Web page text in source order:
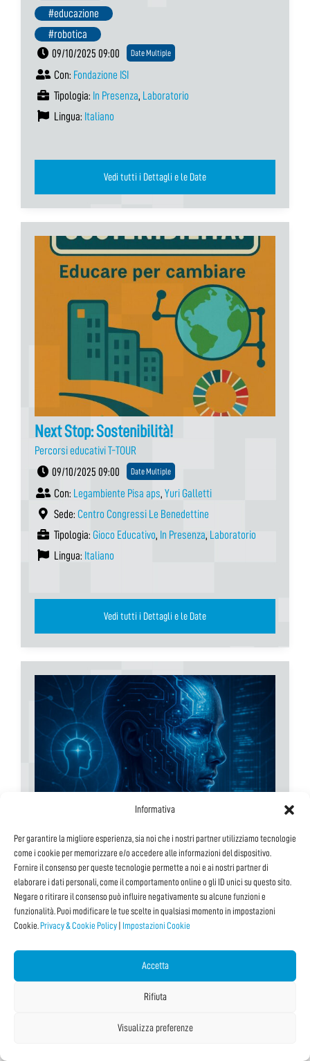
Informativa
Per garantire la migliore esperienza, sia noi che i nostri partner utilizziamo tecnologie
come i cookie per memorizzare e/o accedere alle informazioni del dispositivo.
Fornire il consenso per queste tecnologie permette a noi e ai nostri partner di
elaborare i dati personali, come il comportamento online o gli ID unici su questo sito.
Negare o ritirare il consenso può influire negativamente su alcune funzioni e
funzionalità. Puoi modificare le tue scelte in qualsiasi momento in impostazioni
Cookie. Privacy & Cookie Policy Impostazioni Cookie
Accetta
Rifiuta
Visualizza preferenze
#educazione
#robotica
09/10/2025 09:00
Date Multiple
Con: Fondazione ISI
Tipologia: In Presenza, Laboratorio
Lingua: Italiano
Vedi tutti i Dettagli e le Date
Next Stop: Sostenibilità!
Percorsi educativi T-TOUR
09/10/2025 09:00
Date Multiple
Con: Legambiente Pisa aps, Yuri Galletti
Sede: Centro Congressi Le Benedettine
Tipologia: Gioco Educativo, In Presenza, Laboratorio
Lingua: Italiano
Vedi tutti i Dettagli e le Date
Specchi digitali e maschere umane
Percorsi educativi T-TOUR
#comunicazione
#dati
#fake news
Giusy Sgandurra